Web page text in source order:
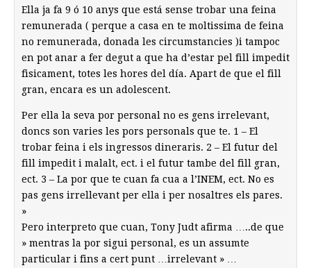
Ella ja fa 9 ó 10 anys que está sense trobar una feina
remunerada ( perque a casa en te moltissima de feina
no remunerada, donada les circumstancies )i tampoc
en pot anar a fer degut a que ha d’estar pel fill impedit
fisicament, totes les hores del día. Apart de que el fill
gran, encara es un adolescent.
Per ella la seva por personal no es gens irrelevant,
doncs son varies les pors personals que te. 1 – El
trobar feina i els ingressos dineraris. 2 – El futur del
fill impedit i malalt, ect. i el futur tambe del fill gran,
ect. 3 – La por que te cuan fa cua a l’INEM, ect. No es
pas gens irrellevant per ella i per nosaltres els pares.
»
Pero interpreto que cuan, Tony Judt afirma …..de que
» mentras la por sigui personal, es un assumte
particular i fins a cert punt …irrelevant » …